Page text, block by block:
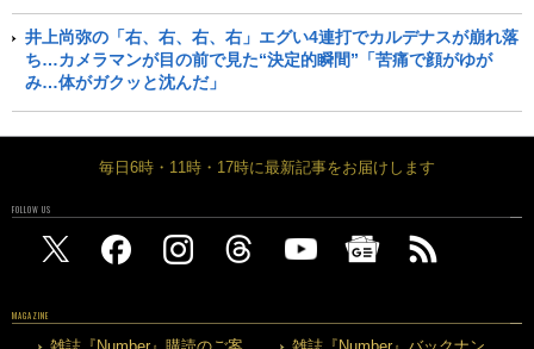
井上尚弥の「右、右、右、右」エグい4連打でカルデナスが崩れ落
ち…カメラマンが目の前で見た“決定的瞬間”「苦痛で顔がゆが
み…体がガクッと沈んだ」
毎日6時・11時・17時に最新記事をお届けします
FOLLOW US
MAGAZINE